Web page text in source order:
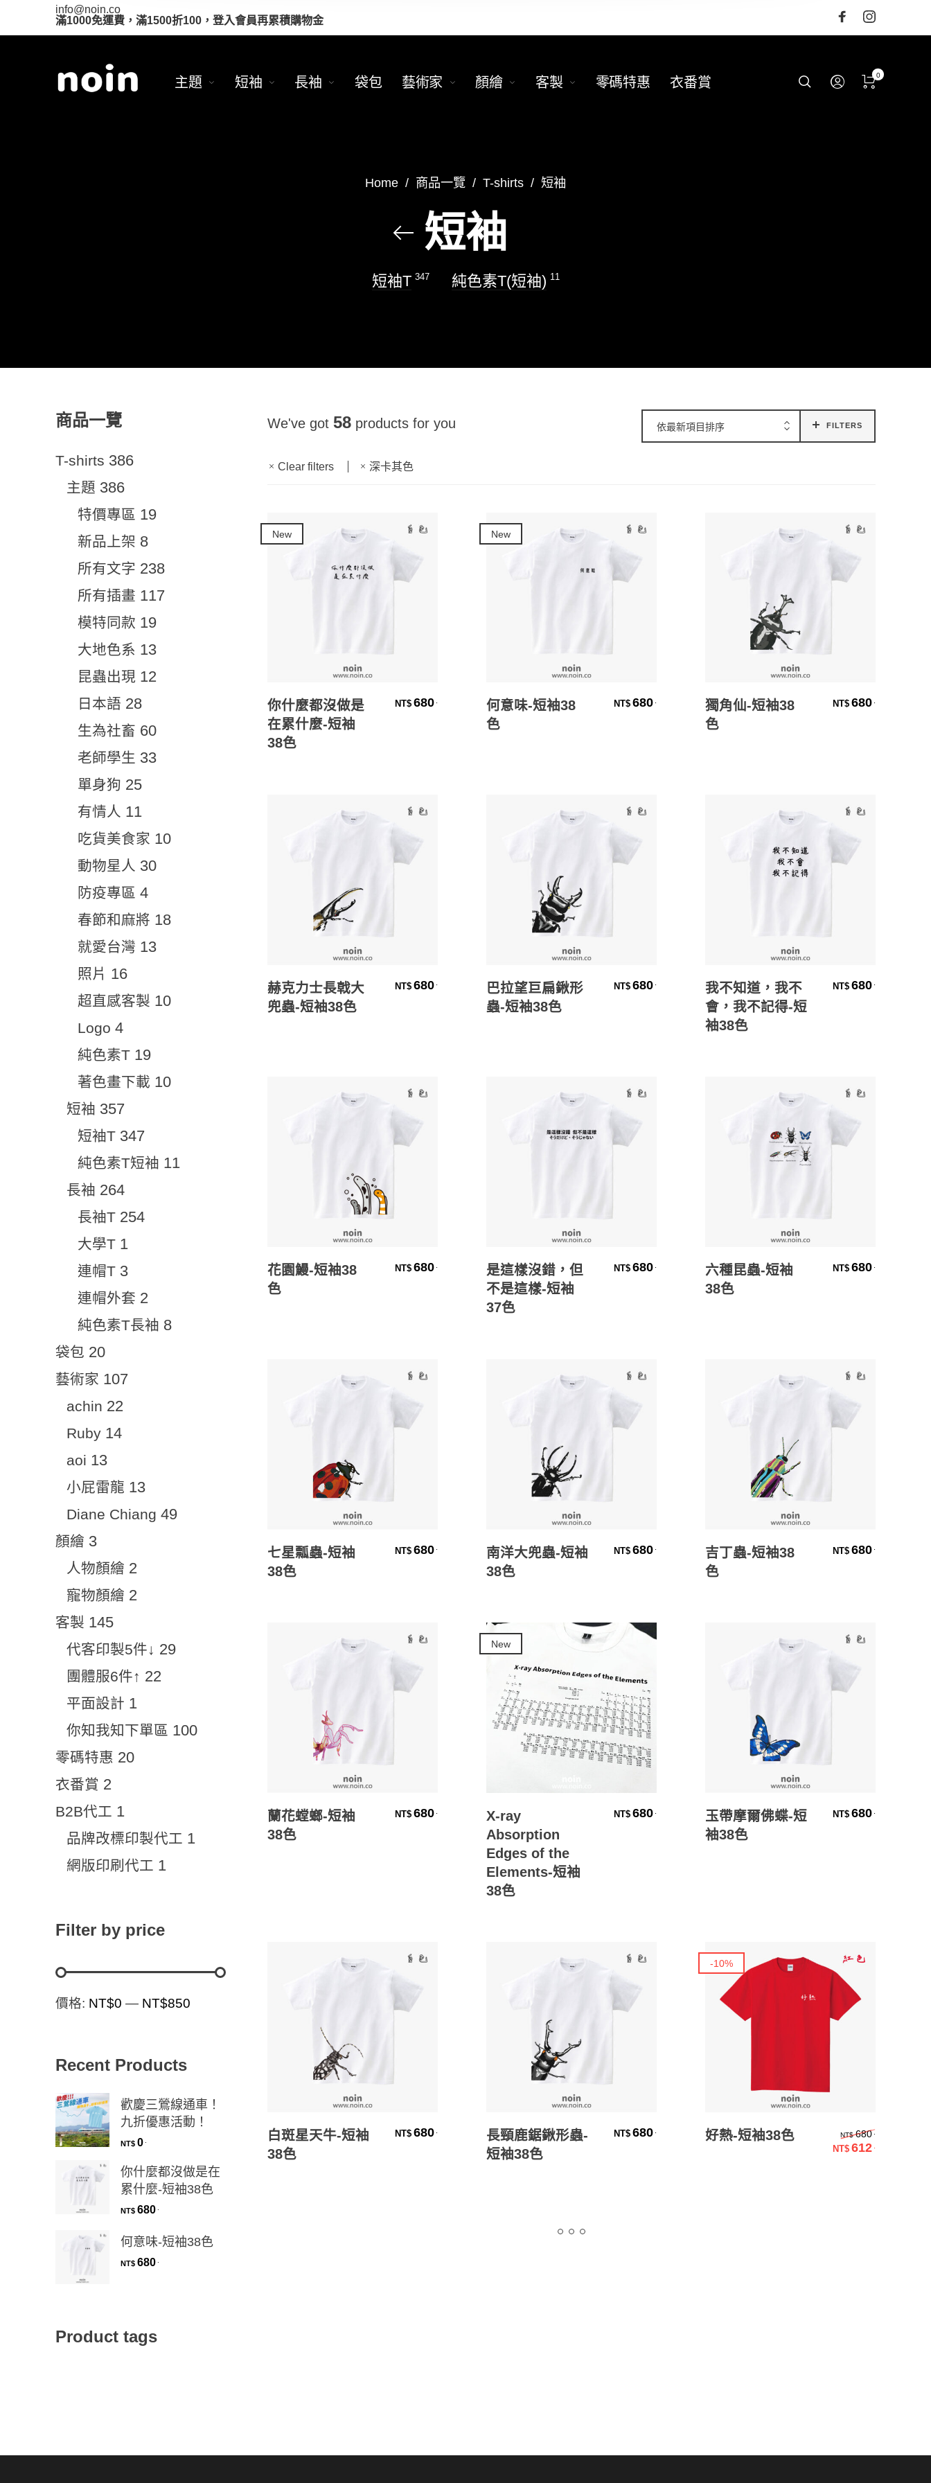
info@noin.co
滿1000免運費，滿1500折100，登入會員再累積購物金
主題 短袖 長袖 袋包 藝術家 顏繪 客製 零碼特惠 衣番賞 0
Home / 商品一覽 / T-shirts / 短袖
短袖
短袖T 347 純色素T(短袖) 11
商品一覽
T-shirts 386
主題 386
特價專區 19
新品上架 8
所有文字 238
所有插畫 117
模特同款 19
大地色系 13
昆蟲出現 12
日本語 28
生為社畜 60
老師學生 33
單身狗 25
有情人 11
吃貨美食家 10
動物星人 30
防疫專區 4
春節和麻將 18
就愛台灣 13
照片 16
超直感客製 10
Logo 4
純色素T 19
著色畫下載 10
短袖 357
短袖T 347
純色素T短袖 11
長袖 264
長袖T 254
大學T 1
連帽T 3
連帽外套 2
純色素T長袖 8
袋包 20
藝術家 107
achin 22
Ruby 14
aoi 13
小屁雷龍 13
Diane Chiang 49
顏繪 3
人物顏繪 2
寵物顏繪 2
客製 145
代客印製5件↓ 29
團體服6件↑ 22
平面設計 1
你知我知下單區 100
零碼特惠 20
衣番賞 2
B2B代工 1
品牌改標印製代工 1
網版印刷代工 1
Filter by price
價格: NT$0 — NT$850
Recent Products
歡慶三鶯線通車！
九折優惠活動！
NT$ 0
你什麼都沒做是在
累什麼-短袖38色
NT$ 680
何意味-短袖38色
NT$ 680
Product tags
We've got 58 products for you 依最新項目排序 FILTERS
Clear filters 深卡其色
New
選擇規格
你什麼都沒做是
在累什麼-短袖
38色
NT$ 680
New
何意味-短袖38
色
NT$ 680
獨角仙-短袖38
色
NT$ 680
選擇規格
赫克力士長戟大
兜蟲-短袖38色
NT$ 680 . 選擇規格
巴拉望巨扁鍬形
蟲-短袖38色
NT$ 680 . 選擇規格
我不知道，我不
會，我不記得-短
袖38色
NT$ 680 .
花園鰻-短袖38
色
NT$ 680 選擇規格
是這樣沒錯，但
不是這樣-短袖
37色
NT$ 680 選擇規格
六種昆蟲-短袖
38色
NT$ 680
選擇規格
七星瓢蟲-短袖
38色
NT$ 680 選擇規格
南洋大兜蟲-短袖
38色
NT$ 680
吉丁蟲-短袖38
色
NT$ 680
選擇規格
蘭花螳螂-短袖
38色
NT$ 680
New
X-ray
Absorption
Edges of the
Elements-短袖
38色
NT$ 680 選擇規格
玉帶摩爾佛蝶-短
袖38色
NT$ 680
選擇規格
白斑星天牛-短袖
38色
NT$ 680 選擇規格
長頸鹿鋸鍬形蟲-
短袖38色
NT$ 680
-10%
選擇規格
好熱-短袖38色 NT$ 680.原始價格
NT$ 612